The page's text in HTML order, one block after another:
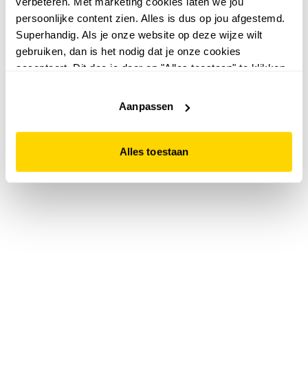
persoonlijke content zien. Alles is dus op jou afgestemd.
Superhandig. Als je onze website op deze wijze wilt
gebruiken, dan is het nodig dat je onze cookies
accepteert. Dit doe je door op "Alles toestaan" te klikken.
website niet optimaal functioneert.
Aanpassen
Alles toestaan